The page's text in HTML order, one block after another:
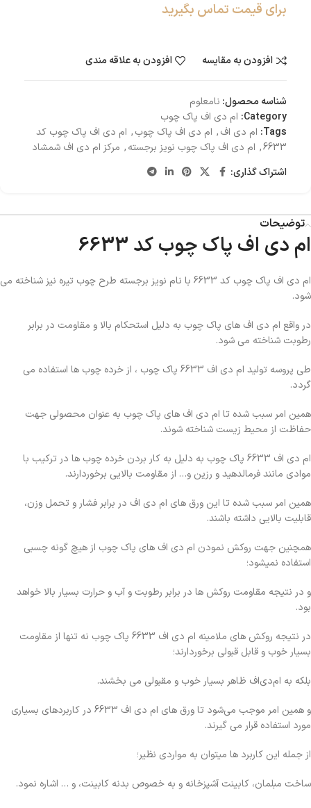
برای قیمت تماس بگیرید
افزودن به مقایسه افزودن به علاقه مندی
شناسه محصول: نامعلوم
Category: ام دی اف پاک چوب
Tags: ام دی اف, ام دی اف پاک چوب, ام دی اف پاک چوب کد
6633
, ام دی اف پاک چوب نویز برجسته, مرکز ام دی اف شمشاد
اشتراک گذاری:
توضیحات
ام دی اف پاک چوب کد 6633
ام دی اف پاک چوب کد 6633 با نام نویز برجسته طرح چوب تیره نیز شناخته می
شود.
در واقع ام دی اف های پاک چوب به دلیل استحکام بالا و مقاومت در برابر
رطوبت شناخته می شود.
طی پروسه تولید ام دی اف 6633 پاک چوب ، از خرده چوب ها استفاده می
گردد.
همین امر سبب شده تا ام دی اف های پاک چوب به عنوان محصولی جهت
حفاظت از محیط زیست شناخته شوند.
ام دی اف 6633 پاک چوب به دلیل به کار بردن خرده چوب ها در ترکیب با
موادی مانند فرمالدهید و رزین و… از مقاومت بالایی برخوردارند.
همین امر سبب شده تا این ورق های ام دی اف در برابر فشار و تحمل وزن،
قابلیت بالایی داشته باشند.
همچنین جهت روکش نمودن ام دی اف های پاک چوب از هیچ گونه چسبی
استفاده نمیشود؛
و در نتیجه مقاومت روکش ها در برابر رطوبت و آب و حرارت بسیار بالا خواهد
بود.
در نتیجه روکش های ملامینه ام دی اف 6633 پاک چوب نه تنها از مقاومت
بسیار خوب و قابل قبولی برخوردارند؛
بلکه به ام‌دی‌اف ظاهر بسیار خوب و مقبولی می بخشند.
و همین امر موجب می‌شود تا ورق های ام دی اف 6633 در کاربردهای بسیاری
مورد استفاده قرار می گیرند.
از جمله این کاربرد ها میتوان به مواردی نظیر؛
ساخت مبلمان، کابینت آشپزخانه و به خصوص بدنه کابینت، و … اشاره نمود.